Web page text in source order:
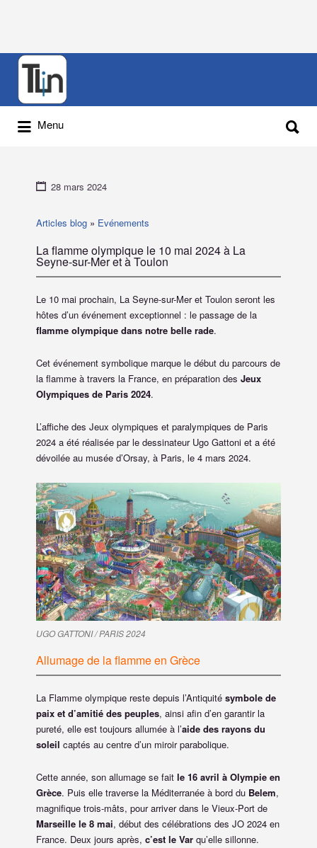
Rechercher
Menu
28 mars 2024
Articles blog » Evénements
La flamme olympique le 10 mai 2024 à La
Seyne-sur-Mer et à Toulon
Le 10 mai prochain, La Seyne-sur-Mer et Toulon seront les
hôtes d’un événement exceptionnel : le passage de la
flamme olympique dans notre belle rade.
Cet événement symbolique marque le début du parcours de
la flamme à travers la France, en préparation des Jeux
Olympiques de Paris 2024.
L’affiche des Jeux olympiques et paralympiques de Paris
2024 a été réalisée par le dessinateur Ugo Gattoni et a été
dévoilée au musée d’Orsay, à Paris, le 4 mars 2024.
UGO GATTONI / PARIS 2024
Allumage de la flamme en Grèce
La Flamme olympique reste depuis l’Antiquité symbole de
paix et d’amitié des peuples, ainsi afin d’en garantir la
pureté, elle est toujours allumée à l’aide des rayons du
soleil captés au centre d’un miroir parabolique.
Cette année, son allumage se fait le 16 avril à Olympie en
Grèce. Puis elle traverse la Méditerranée à bord du Belem,
magnifique trois-mâts, pour arriver dans le Vieux-Port de
Marseille le 8 mai, début des célébrations des JO 2024 en
France. Deux jours après, c’est le Var qu’elle sillonne.